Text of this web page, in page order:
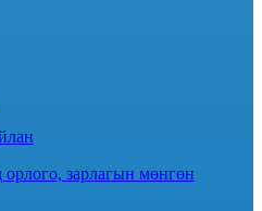
орлого, зарлагын мөнгөн